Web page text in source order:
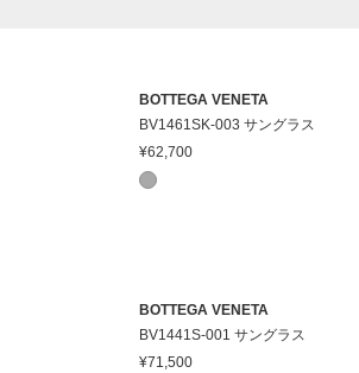
BOTTEGA VENETA
BV1461SK-003 サングラス
¥62,700
BOTTEGA VENETA
BV1441S-001 サングラス
¥71,500